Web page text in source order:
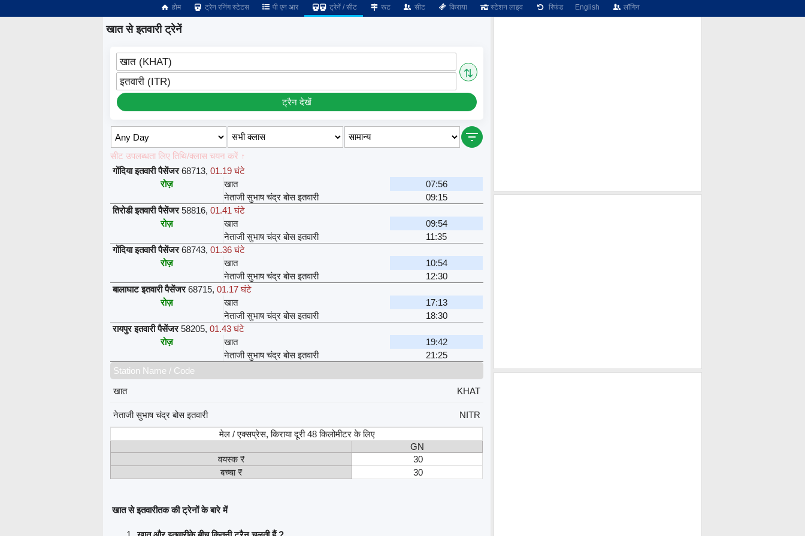
होम ट्रेन रनिंग स्टेटस पी एन आर ट्रेनें / सीट रूट सीट किराया स्टेशन लाइव रिफंड English लॉगिन
खात से इतवारी ट्रेनें
खात (KHAT)
⇅
इतवारी (ITR)
ट्रैन देखें
सीट उपलब्धता लिए तिथि/क्लास चयन करें ↑
गोंदिया इतवारी पैसेंजर 68713,01.19 घंटे
रोज़
खात
07:56
नेताजी सुभाष चंद्र बोस इतवारी
09:15
तिरोडी इतवारी पैसेंजर 58816,01.41 घंटे
रोज़
खात
09:54
नेताजी सुभाष चंद्र बोस इतवारी
11:35
गोंदिया इतवारी पैसेंजर 68743,01.36 घंटे
रोज़
खात
10:54
नेताजी सुभाष चंद्र बोस इतवारी
12:30
बालाघाट इतवारी पैसेंजर 68715,01.17 घंटे
रोज़
खात
17:13
नेताजी सुभाष चंद्र बोस इतवारी
18:30
रायपुर इतवारी पैसेंजर 58205,01.43 घंटे
रोज़
खात
19:42
नेताजी सुभाष चंद्र बोस इतवारी
21:25
Station Name / Code
खात
KHAT
नेताजी सुभाष चंद्र बोस इतवारी
NITR
मेल / एक्सप्रेस, किराया दूरी 48 किलोमीटर के लिए
GN
वयस्क ₹
30
बच्चा ₹
30
खात से इतवारीतक की ट्रेनों के बारे में